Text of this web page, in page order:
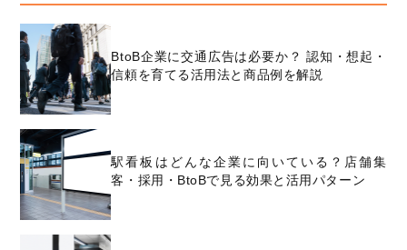
BtoB企業に交通広告は必要か？ 認知・想起・
信頼を育てる活用法と商品例を解説
駅看板はどんな企業に向いている？店舗集
客・採用・BtoBで見る効果と活用パターン